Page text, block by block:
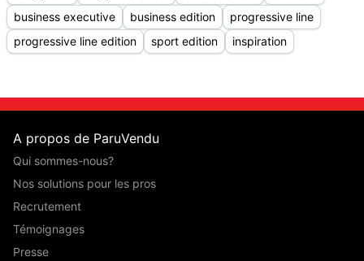
business executive
business edition
progressive line
progressive line edition
sport edition inspiration
A propos de ParuVendu
Qui sommes-nous?
Nos solutions pour les pros
Recrutement
Témoignages
Presse